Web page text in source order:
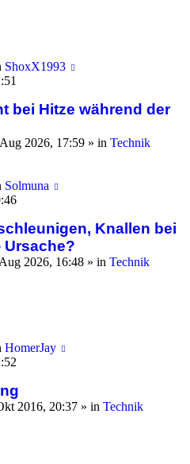
ShoxX1993
bei Hitze während der
2026, 17:59 » in Technik
Solmuna
Knallen bei
Ursache?
2026, 16:48 » in Technik
HomerJay
2016, 20:37 » in Technik